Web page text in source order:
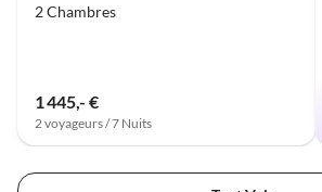
2 Chambres
1 445,- €
2 voyageurs / 7 Nuits